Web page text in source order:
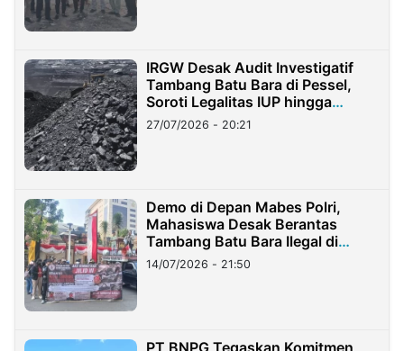
IRGW Desak Audit Investigatif
Tambang Batu Bara di Pessel,
Soroti Legalitas IUP hingga
Stockpile
27/07/2026 - 20:21
Demo di Depan Mabes Polri,
Mahasiswa Desak Berantas
Tambang Batu Bara Ilegal di
Lampung
14/07/2026 - 21:50
PT BNPG Tegaskan Komitmen